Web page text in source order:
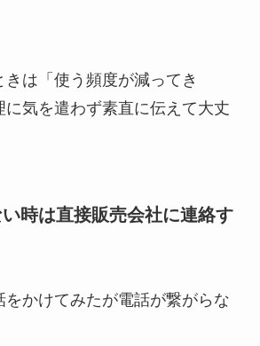
は「使う頻度が減ってき
気を遣わず素直に伝えて大丈
時は直接販売会社に連絡す
をかけてみたが電話が繋がらな